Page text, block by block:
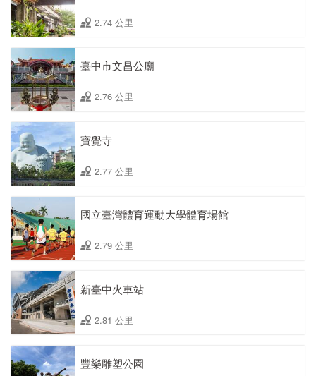
2.74 公里
臺中市文昌公廟
2.76 公里
寶覺寺
2.77 公里
國立臺灣體育運動大學體育場館
2.79 公里
新臺中火車站
2.81 公里
豐樂雕塑公園